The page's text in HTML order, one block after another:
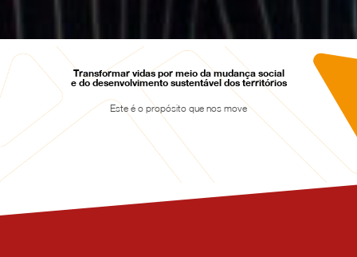
Transformar vidas por meio da mudança social
e do desenvolvimento sustentável dos territórios
Este é o propósito que nos move